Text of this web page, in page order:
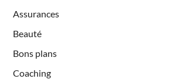
Assurances
Beauté
Bons plans
Coaching